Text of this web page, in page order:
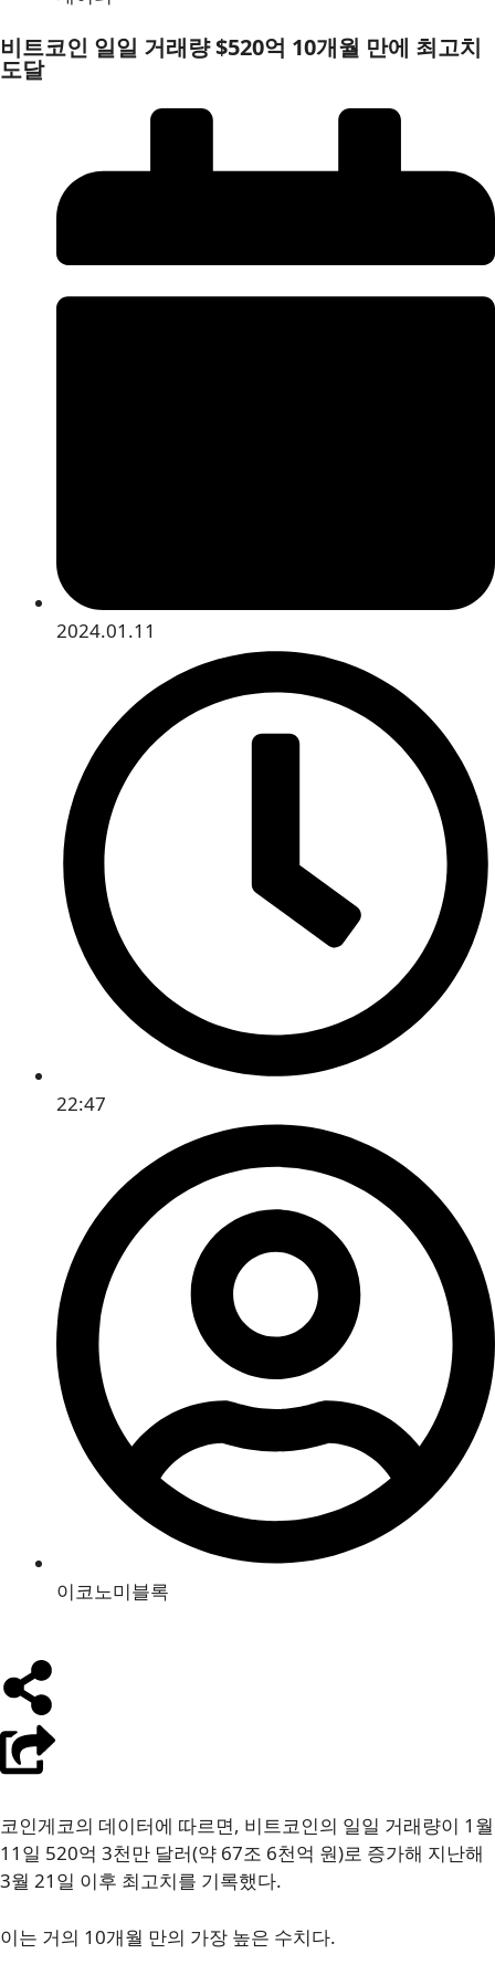
비트코인 일일 거래량 $520억 10개월 만에 최고치
도달
2024.01.11
22:47
이코노미블록
코인게코의 데이터에 따르면, 비트코인의 일일 거래량이 1월
11일 520억 3천만 달러(약 67조 6천억 원)로 증가해 지난해
3월 21일 이후 최고치를 기록했다.
이는 거의 10개월 만의 가장 높은 수치다.